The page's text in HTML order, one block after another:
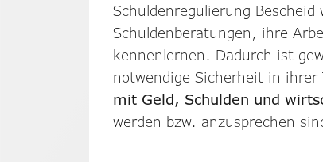
Schuldenregulierung
Schuldenberatungen, ihre
kennenlernen. Dadurch ist
notwendige Sicherheit in
mit Geld, Schulden und
werden bzw. anzusprechen